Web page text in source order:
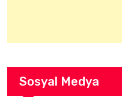
Sosyal Medya